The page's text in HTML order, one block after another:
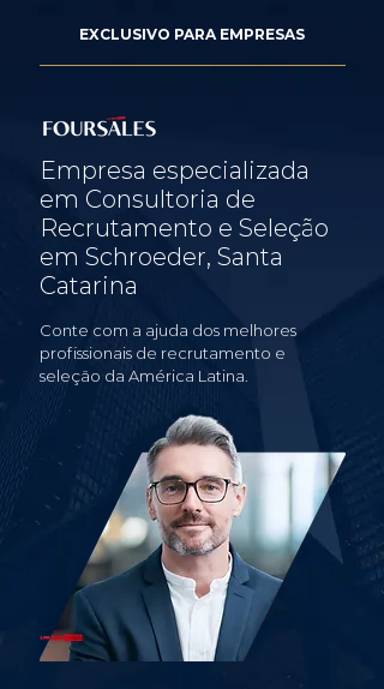
EXCLUSIVO PARA EMPRESAS
Empresa especializada
em Consultoria de
Recrutamento e Seleção
em Schroeder, Santa
Catarina
Conte com a ajuda dos melhores
profissionais de recrutamento e
seleção da América Latina.